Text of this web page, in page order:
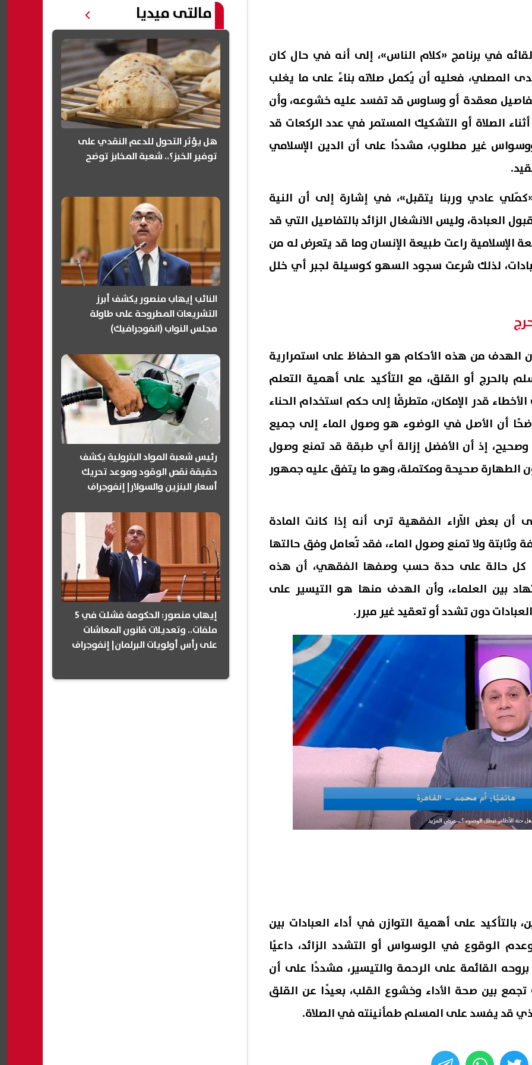
في برنامج «كلام الناس»، إلى أنه في حال كان
المصلي، فعليه أن يُكمل صلاته بناءً على ما يغلب
معقدة أو وساوس قد تفسد عليه خشوعه، وأن
أثناء الصلاة أو التشكيك المستمر في عدد الركعات قد
غير مطلوب، مشددًا على أن الدين الإسلامي
عادي وربنا يتقبل»، في إشارة إلى أن النية
العبادة، وليس الانشغال الزائد بالتفاصيل التي قد
الإسلامية راعت طبيعة الإنسان وما قد يتعرض له من
لذلك شرعت سجود السهو كوسيلة لجبر أي خلل
الهدف من هذه الأحكام هو الحفاظ على استمرارية
بالحرج أو القلق، مع التأكيد على أهمية التعلم
قدر الإمكان، متطرقًا إلى حكم استخدام الحناء
أن الأصل في الوضوء هو وصول الماء إلى جميع
إذ أن الأفضل إزالة أي طبقة قد تمنع وصول
الطهارة صحيحة ومكتملة، وهو ما يتفق عليه جمهور
أن بعض الآراء الفقهية ترى أنه إذا كانت المادة
وثابتة ولا تمنع وصول الماء، فقد تُعامل وفق حالتها
كل حالة على حدة حسب وصفها الفقهي، أن هذه
بين العلماء، وأن الهدف منها هو التيسير على
دون تشدد أو تعقيد غير مبرر.
على أهمية التوازن في أداء العبادات بين
وعدم الوقوع في الوسواس أو التشدد الزائد، داعيًا
القائمة على الرحمة والتيسير، مشددًا على أن
بين صحة الأداء وخشوع القلب، بعيدًا عن القلق
قد يفسد على المسلم طمأنينته في الصلاة.
مالتى ميديا
هل يؤثر التحول للدعم النقدي على
توفير الخبز؟.. شعبة المخابز توضح
النائب إيهاب منصور يكشف أبرز
التشريعات المطروحة على طاولة
مجلس النواب (انفوجرافيك)
رئيس شعبة المواد البترولية يكشف
حقيقة نقص الوقود وموعد تحريك
أسعار البنزين والسولار| إنفوجراف
إيهاب منصور: الحكومة فشلت في 5
ملفات.. وتعديلات قانون المعاشات
على رأس أولويات البرلمان| إنفوجراف